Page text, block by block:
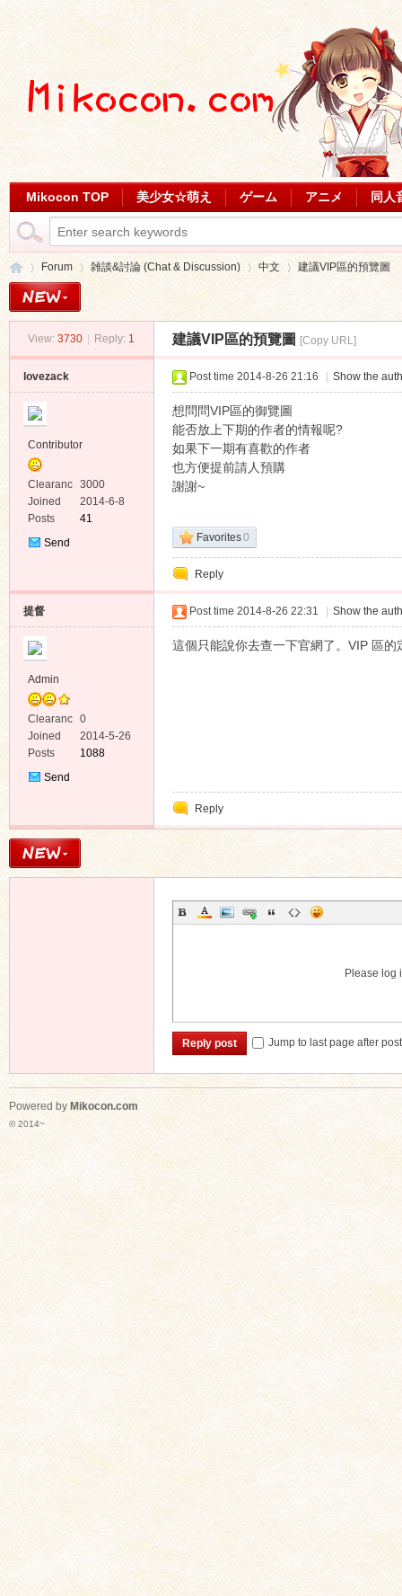
Mikocon TOP 美少女☆萌え ゲーム アニメ 同人
Forum
›
雑談&討論 (Chat & Discussion)
›
中文
›
建議VIP區的預覽圖
View: 3730 Reply: 1 建議VIP區的預覽圖 [Copy URL]
lovezack
Contributor
Clearanc
e
3000
Joined
2014-6-8
Posts
41
Send
Post time 2014-8-26 21:16 Show the
想問問VIP區的御覽圖
能否放上下期的作者的情報呢?
如果下一期有喜歡的作者
也方便提前請人預購
謝謝~
Favorites0
Reply
提督
Admin
Clearanc
e
0
Joined
2014-5-26
Posts
1088
Send
Post time 2014-8-26 22:31 Show the
這個只能說你去查一下官網了。VIP 區
Reply
Please log
Reply post Jump to last page after
Powered by Mikocon.com
© 2014~